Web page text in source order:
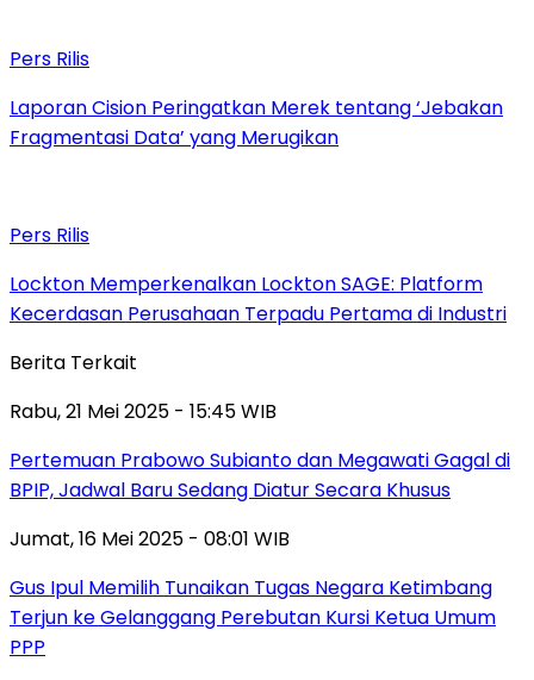
Pers Rilis
Laporan Cision Peringatkan Merek tentang ‘Jebakan
Fragmentasi Data’ yang Merugikan
Pers Rilis
Lockton Memperkenalkan Lockton SAGE: Platform
Kecerdasan Perusahaan Terpadu Pertama di Industri
Berita Terkait
Rabu, 21 Mei 2025 - 15:45 WIB
Pertemuan Prabowo Subianto dan Megawati Gagal di
BPIP, Jadwal Baru Sedang Diatur Secara Khusus
Jumat, 16 Mei 2025 - 08:01 WIB
Gus Ipul Memilih Tunaikan Tugas Negara Ketimbang
Terjun ke Gelanggang Perebutan Kursi Ketua Umum
PPP